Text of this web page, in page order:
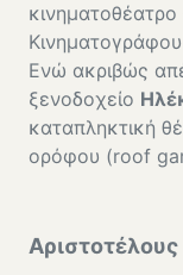
κινηματοθέατρο
Ενώ ακριβώς
ξενοδοχείο
καταπληκτική
ορόφου (roof